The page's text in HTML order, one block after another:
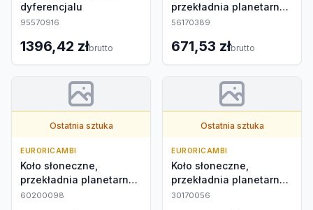
dyferencjalu
95570916
1396,42 złbrutto
przekładnia planetarna
zewnętrzna
56170389
671,53 złbrutto
Ostatnia sztuka
EURORICAMBI
Koło słoneczne,
przekładnia planetarna
zewnętrzna
60200098
Ostatnia sztuka
EURORICAMBI
Koło słoneczne,
przekładnia planetarna
zewnętrzna
30170056